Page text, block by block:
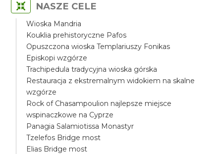
NASZE CELE
Wioska Mandria
Kouklia prehistoryczne Pafos
Opuszczona wioska Templariuszy Fonikas
Episkopi wzgórze
Trachipedula tradycyjna wioska górska
Restauracja z ekstremalnym widokiem na skalne
wzgórze
Rock of Chasampoulion najlepsze miejsce
wspinaczkowe na Cyprze
Panagia Salamiotissa Monastyr
Tzelefos Bridge most
Elias Bridge most